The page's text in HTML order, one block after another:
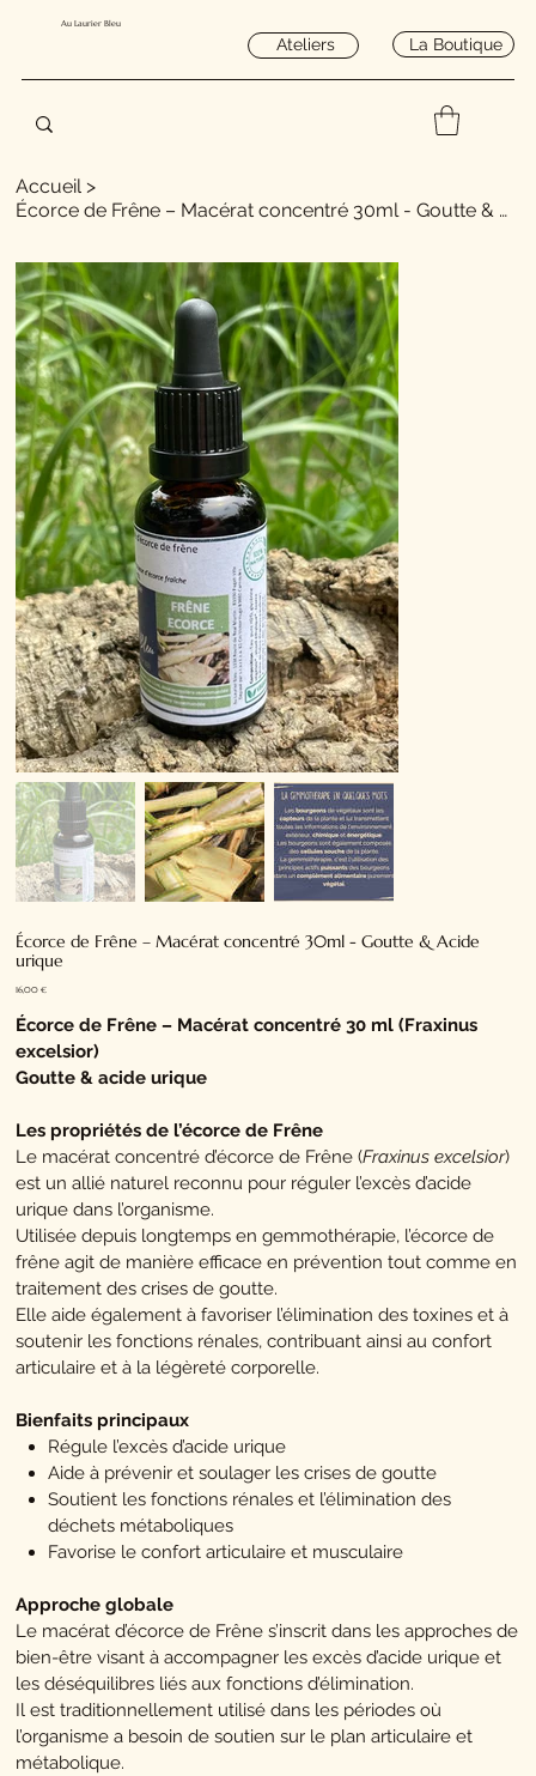
Au Laurier Bleu
Ateliers La Boutique
Accueil >
Écorce de Frêne – Macérat concentré 30ml - Goutte & Acide urique
Écorce de Frêne – Macérat concentré 30ml - Goutte & Acide
urique
Prix
16,00 €
Écorce de Frêne – Macérat concentré 30 ml (Fraxinus
excelsior)
Goutte & acide urique
Les propriétés de l’écorce de Frêne
Le macérat concentré d’écorce de Frêne (Fraxinus excelsior)
est un allié naturel reconnu pour réguler l’excès d’acide
urique dans l’organisme.
Utilisée depuis longtemps en gemmothérapie, l’écorce de
frêne agit de manière efficace en prévention tout comme en
traitement des crises de goutte.
Elle aide également à favoriser l’élimination des toxines et à
soutenir les fonctions rénales, contribuant ainsi au confort
articulaire et à la légèreté corporelle.
Bienfaits principaux
Régule l’excès d’acide urique
Aide à prévenir et soulager les crises de goutte
Soutient les fonctions rénales et l’élimination des
déchets métaboliques
Favorise le confort articulaire et musculaire
Approche globale
Le macérat d’écorce de Frêne s’inscrit dans les approches de
bien-être visant à accompagner les excès d’acide urique et
les déséquilibres liés aux fonctions d’élimination.
Il est traditionnellement utilisé dans les périodes où
l’organisme a besoin de soutien sur le plan articulaire et
métabolique.